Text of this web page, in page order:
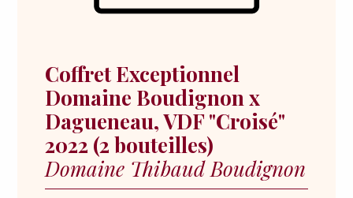
Coffret Exceptionnel
Domaine Boudignon x
Dagueneau, VDF "Croisé"
2022 (2 bouteilles)
Domaine Thibaud Boudignon